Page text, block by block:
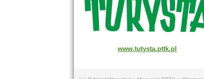
www.tutysta.pttk.pl